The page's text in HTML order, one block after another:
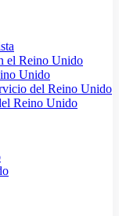
el Reino Unido
Unido
del Reino Unido
Reino Unido